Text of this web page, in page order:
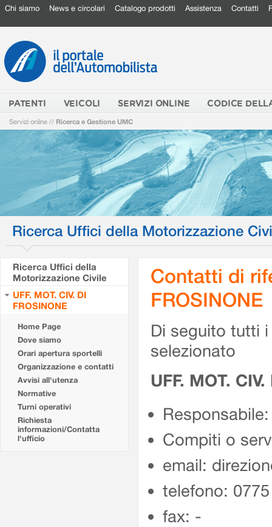
Chi siamo News e circolari Catalogo prodotti Assistenza Contatti
PATENTI VEICOLI SERVIZI ONLINE CODICE
Servizi online // Ricerca e Gestione UMC
Ricerca Uffici della Motorizzazione
Ricerca Uffici della
Motorizzazione Civile
UFF. MOT. CIV. DI
FROSINONE
Home Page
Dove siamo
Orari apertura sportelli
Organizzazione e contatti
Avvisi all'utenza
Normative
Turni operativi
Richiesta
informazioni/Contatta
l'ufficio
Contatti di
FROSINONE
Di seguito tutti
selezionato
UFF. MOT.
Compiti o
email:
telefono:
fax: -